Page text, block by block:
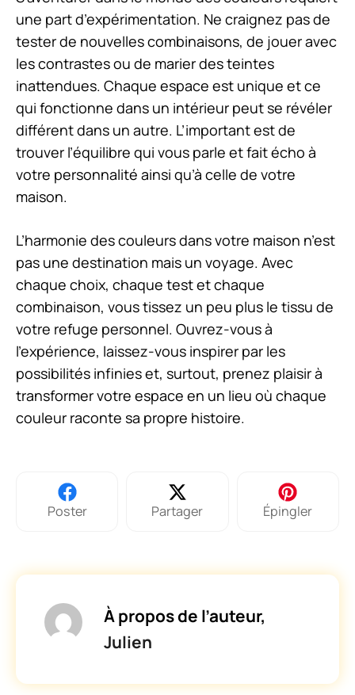
une part d’expérimentation. Ne craignez pas de
tester de nouvelles combinaisons, de jouer avec
les contrastes ou de marier des teintes
inattendues. Chaque espace est unique et ce
qui fonctionne dans un intérieur peut se révéler
différent dans un autre. L’important est de
trouver l’équilibre qui vous parle et fait écho à
votre personnalité ainsi qu’à celle de votre
maison.
L’harmonie des couleurs dans votre maison n’est
pas une destination mais un voyage. Avec
chaque choix, chaque test et chaque
combinaison, vous tissez un peu plus le tissu de
votre refuge personnel. Ouvrez-vous à
l’expérience, laissez-vous inspirer par les
possibilités infinies et, surtout, prenez plaisir à
transformer votre espace en un lieu où chaque
couleur raconte sa propre histoire.
Poster Partager Épingler
À propos de l’auteur,
Julien